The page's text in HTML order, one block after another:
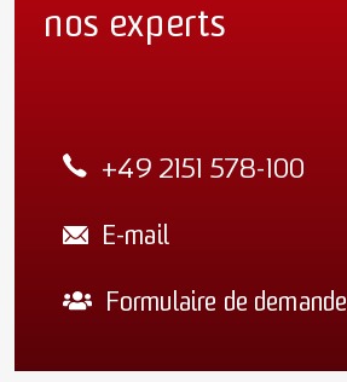
nos experts
+49 2151 578-100
E-mail
Formulaire de demande